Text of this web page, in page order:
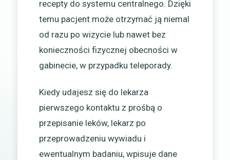
recepty do systemu centralnego. Dzięki
temu pacjent może otrzymać ją niemal
od razu po wizycie lub nawet bez
konieczności fizycznej obecności w
gabinecie, w przypadku teleporady.
Kiedy udajesz się do lekarza
pierwszego kontaktu z prośbą o
przepisanie leków, lekarz po
przeprowadzeniu wywiadu i
ewentualnym badaniu, wpisuje dane